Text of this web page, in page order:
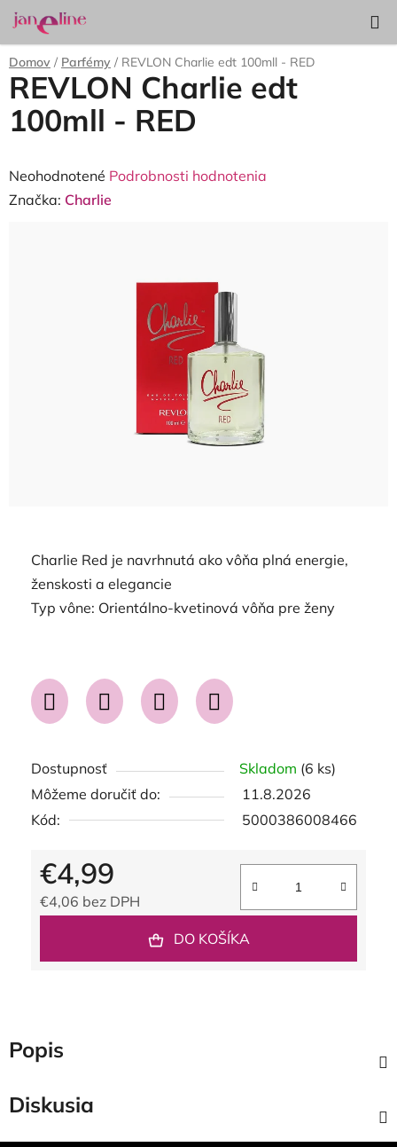
Prejsť
na
obsah
KOŠÍK
Domov / Parfémy / REVLON Charlie edt 100mll - RED
Charlie Red je navrhnutá ako vôňa plná energie,
ženskosti a elegancie
Typ vône: Orientálno-kvetinová vôňa pre ženy
Dostupnosť Skladom (6 ks)
Môžeme doručiť do:
11.8.2026
Kód:
5000386008466
€4,99
€4,06 bez DPH
DO KOŠÍKA
REVLON Charlie edt
100mll - RED
Priemerné
hodnotenie
Neohodnotené Podrobnosti hodnotenia
Značka: Charlie
Popis
Diskusia